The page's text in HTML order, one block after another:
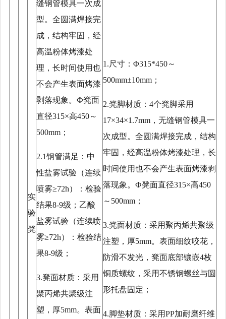
实
验
凳
缝钢管模具一次成
型。全圆满焊接完
成，结构牢固，经
高温粉体烤漆处
理，长时间使用也
不会产生表面烤漆
剥落现象。Ф凳面
直径315×高450～
500mm；
2.1钢管满足：中
性盐雾试验（连续
喷雾≥72h）：检验
结果8-9级；乙酸
盐雾试验（连续喷
雾≥72h）：检验结
果8-9级；
3.凳面材质：采用
聚丙烯共聚级注
塑，厚5mm。表面
1.尺寸：Φ315*450～
500mm±10mm；
2.凳脚材质：4个凳脚采用
17×34×1.7mm，无缝钢管模具一
次成型。全圆满焊接完成，结构
牢固，经高温粉体烤漆处理，长
时间使用也不会产生表面烤漆剥
落现象。Ф凳面直径315×高450
～500mm；
3.凳面材质：采用聚丙烯共聚级
注塑，厚5mm。表面细纹咬花，
防滑不发光，凳面底部镶嵌4枚
铜质螺纹，采用不锈钢螺丝与圆
形托盘固定；
4.脚垫材质：采用PP加耐磨纤维